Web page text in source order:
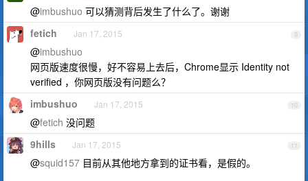
@imbushuo 可以猜测背后发生了什么了。谢谢
9
fetich Jan 17, 2015
@imbushuo
网页版速度很慢，好不容易上去后，Chrome显示 Identity not
verified ，你网页版没有问题么？
10
imbushuo Jan 17, 2015
@fetich 没问题
11
9hills Jan 17, 2015
@squid157 目前从其他地方拿到的证书看，是假的。